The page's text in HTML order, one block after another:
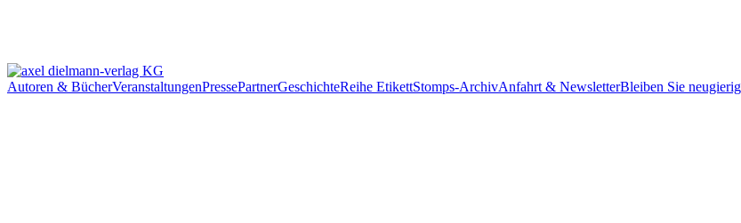
Autoren & BücherVeranstaltungenPressePartnerGeschichteReihe EtikettStomps-ArchivAnfahrt & NewsletterBleiben Sie